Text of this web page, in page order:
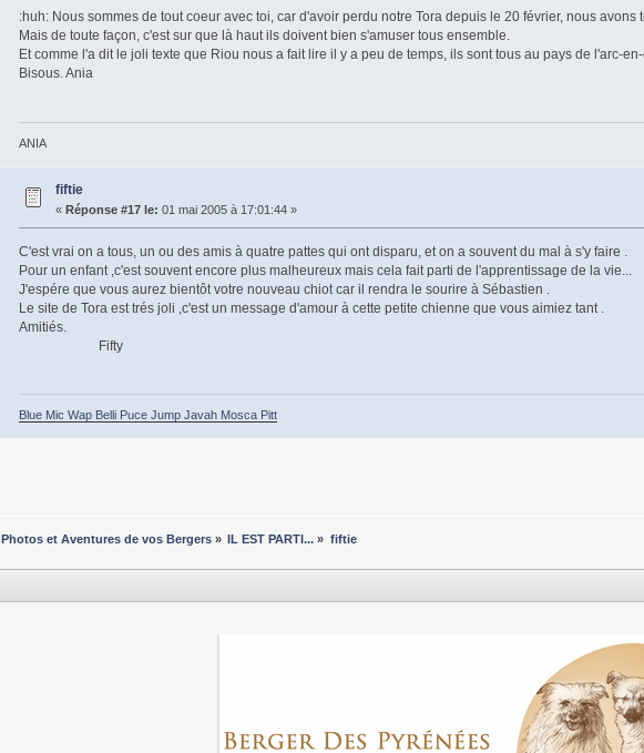
:huh: Nous sommes de tout coeur avec toi, car d'avoir perdu notre Tora depuis le 20 février, nous
Mais de toute façon, c'est sur que là haut ils doivent bien s'amuser tous ensemble.
Et comme l'a dit le joli texte que Riou nous a fait lire il y a peu de temps, ils sont tous au pays de l'arc-
Bisous. Ania
ANIA
fiftie
« Réponse #17 le: 01 mai 2005 à 17:01:44 »
C'est vrai on a tous, un ou des amis à quatre pattes qui ont disparu, et on a souvent du mal à s'y faire .
Pour un enfant ,c'est souvent encore plus malheureux mais cela fait parti de l'apprentissage de la vie...
J'espére que vous aurez bientôt votre nouveau chiot car il rendra le sourire à Sébastien .
Le site de Tora est trés joli ,c'est un message d'amour à cette petite chienne que vous aimiez tant .
Amitiés.
Fifty
Blue Mic Wap Belli Puce Jump Javah Mosca Pitt
Photos et Aventures de vos Bergers » IL EST PARTI... » fiftie